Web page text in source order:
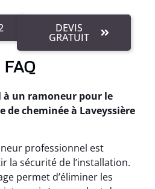
DEVIS
GRATUIT
FAQ
à un ramoneur pour le
de cheminée à Laveyssière
professionnel est
la sécurité de l’installation.
permet d’éliminer les